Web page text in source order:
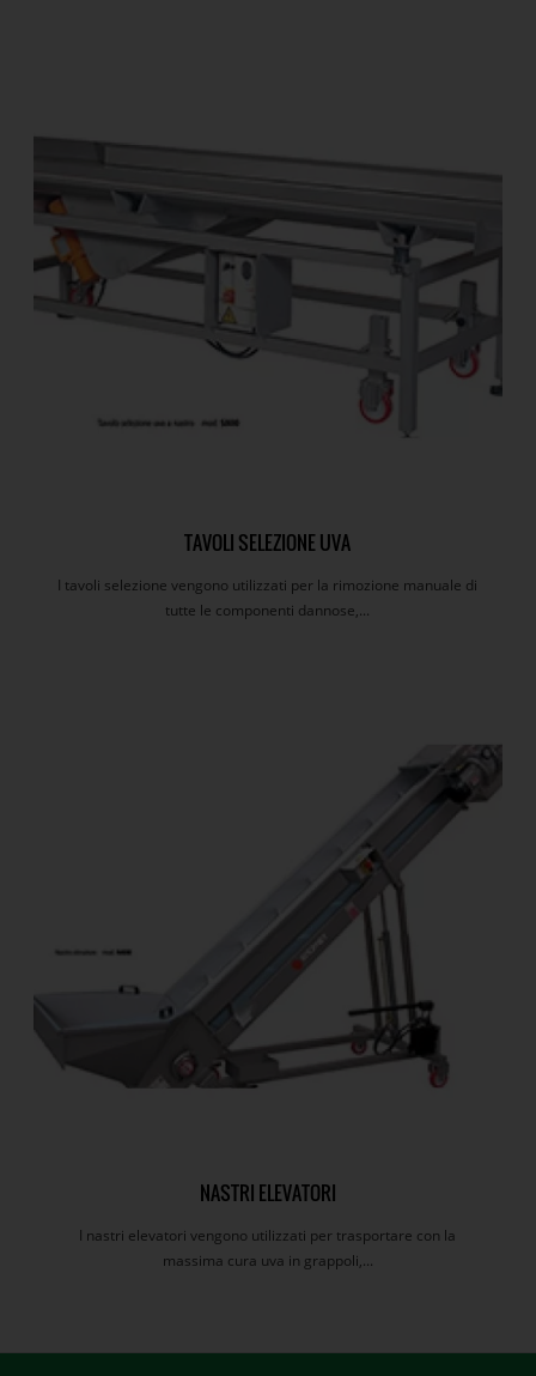
TAVOLI SELEZIONE UVA
I tavoli selezione vengono utilizzati per la rimozione manuale di
tutte le componenti dannose,...
NASTRI ELEVATORI
I nastri elevatori vengono utilizzati per trasportare con la
massima cura uva in grappoli,...